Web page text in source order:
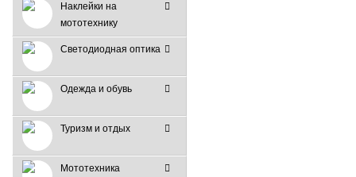
Наклейки на
мототехнику
Светодиодная оптика
Одежда и обувь
Туризм и отдых
Мототехника